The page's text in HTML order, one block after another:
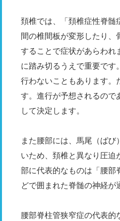
頚椎では、「頚椎症性脊髄
間の椎間板が変形したり
することで症状があらわれ
に踏み切るうえで重要です
行わないこともあります。
す。進行が予想されるので
して決定します。
また腰部には、馬尾（ば
いため、頚椎と異なり圧迫
部に代表的なものは「腰部
どで囲まれた脊髄の神経
腰部脊柱管狭窄症の代表的